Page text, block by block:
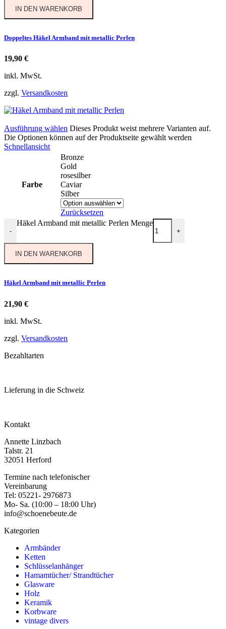
IN DEN WARENKORB
Doppeltes Häkel Armband mit metallic Perlen
19,90 €
inkl. MwSt.
zzgl. Versandkosten
Ausführung wählen Dieses Produkt weist mehrere Varianten auf.
Die Optionen können auf der Produktseite gewählt werden
Schnellansicht
Farbe
Bronze
Gold
rosesilber
Caviar
Silber
Zurücksetzen
-
Häkel Armband mit metallic Perlen Menge
+
IN DEN WARENKORB
Häkel Armband mit metallic Perlen
21,90 €
inkl. MwSt.
zzgl. Versandkosten
Bezahltarten
Lieferung in die Schweiz
Kontakt
Annette Linzbach
Talstr. 21
32051 Herford
Termine nach telefonischer
Vereinbarung
Tel: 05221- 2976873
Mo- Sa. (10:00 – 18:00 Uhr)
info@schoenebeute.de
Kategorien
Armbänder
Ketten
Schlüsselanhänger
Hamamtücher/ Strandtücher
Glasware
Holz
Keramik
Korbware
vintage divers